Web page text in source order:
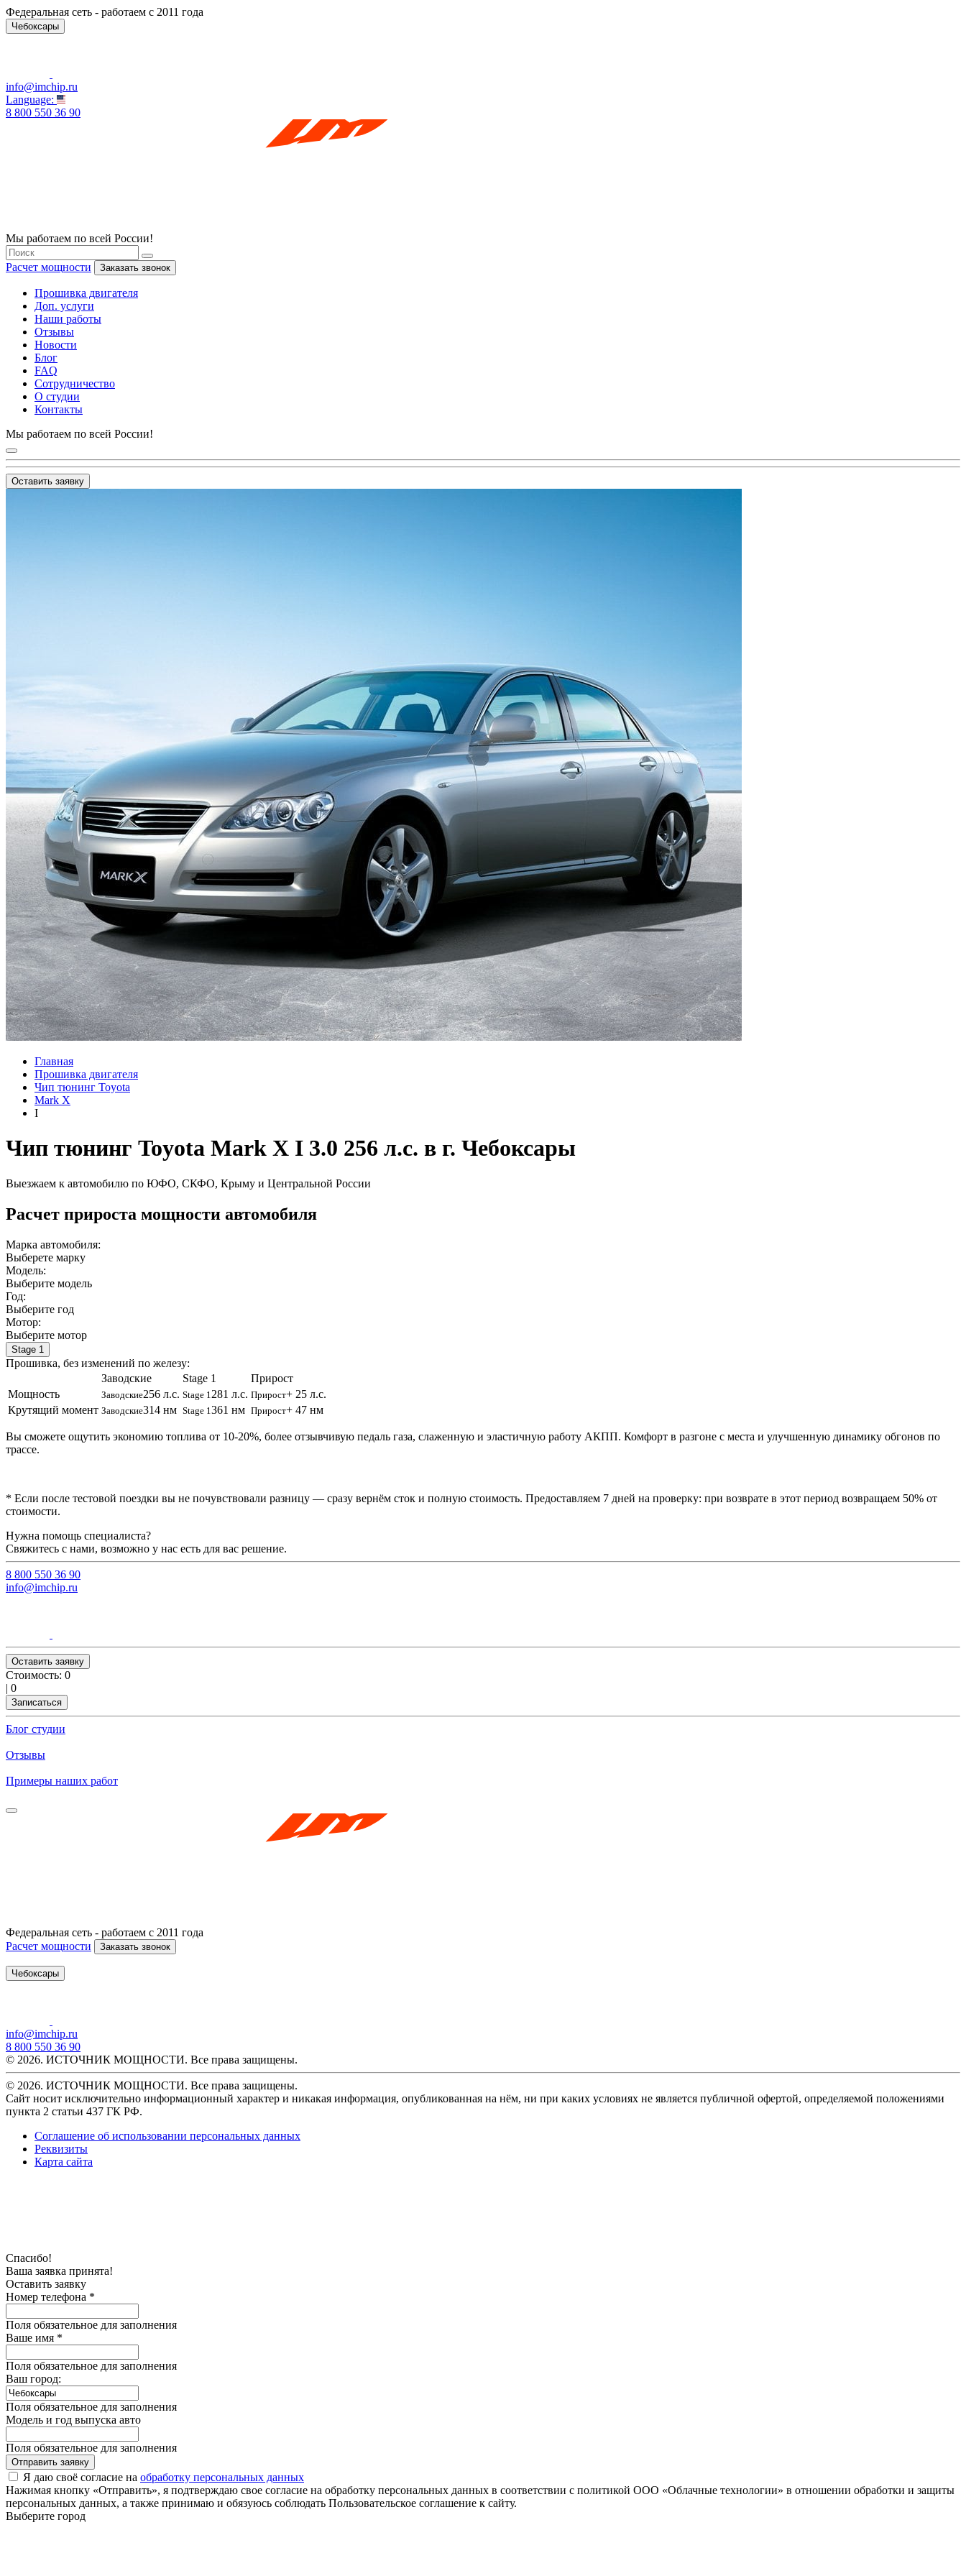
Федеральная сеть - работаем с 2011 года
Чебоксары
info@imchip.ru
Language:
8 800 550 36 90
Мы работаем по всей России!
Расчет мощности Заказать звонок
Прошивка двигателя
Доп. услуги
Наши работы
Отзывы
Новости
Блог
FAQ
Сотрудничество
О студии
Контакты
Мы работаем по всей России!
Оставить заявку
Главная
Прошивка двигателя
Чип тюнинг Toyota
Mark X
I
Чип тюнинг Toyota Mark X I 3.0 256 л.с. в г. Чебоксары
Выезжаем к автомобилю по ЮФО, СКФО, Крыму и Центральной России
Расчет прироста мощности автомобиля
Марка автомобиля:
Выберете марку
Модель:
Выберите модель
Год:
Выберите год
Мотор:
Выберите мотор
Stage 1
Прошивка, без изменений по железу:
Заводские
Stage 1
Прирост
Мощность
Заводские256 л.с. Stage 1 281 л.с. Прирост+ 25 л.с.
Крутящий момент Заводские314 нм Stage 1 361 нм Прирост+ 47 нм
Вы сможете ощутить экономию топлива от 10-20%, более отзывчивую педаль газа, слаженную и эластичную работу АКПП. Комфорт в разгоне с места и улучшенную динамику обгонов по
трассе.
* Если после тестовой поездки вы не почувствовали разницу — сразу вернём сток и полную стоимость. Предоставляем 7 дней на проверку: при возврате в этот период возвращаем 50% от
стоимости.
Нужна помощь специалиста?
Свяжитесь с нами, возможно у нас есть для вас решение.
8 800 550 36 90
info@imchip.ru
Оставить заявку
Стоимость: 0
| 0
Записаться
Блог студии
Отзывы
Примеры наших работ
Федеральная сеть - работаем с 2011 года
Расчет мощности
Заказать звонок
Чебоксары
info@imchip.ru
8 800 550 36 90
© 2026. ИСТОЧНИК МОЩНОСТИ. Все права защищены.
© 2026. ИСТОЧНИК МОЩНОСТИ. Все права защищены.
Сайт носит исключительно информационный характер и никакая информация, опубликованная на нём, ни при каких условиях не является публичной офертой, определяемой положениями
пункта 2 статьи 437 ГК РФ.
Соглашение об использовании персональных данных
Реквизиты
Карта сайта
Спасибо!
Ваша заявка принята!
Оставить заявку
Номер телефона *
Поля обязательное для заполнения
Ваше имя *
Поля обязательное для заполнения
Ваш город:
Поля обязательное для заполнения
Модель и год выпуска авто
Поля обязательное для заполнения
Отправить заявку
Я даю своё согласие на обработку персональных данных
Нажимая кнопку «Отправить», я подтверждаю свое согласие на обработку персональных данных в соответствии с политикой ООО «Облачные технологии» в отношении обработки и защиты
персональных данных, а также принимаю и обязуюсь соблюдать Пользовательское соглашение к сайту.
Выберите город